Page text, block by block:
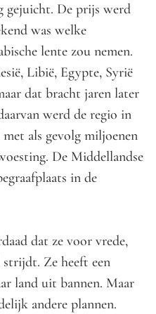
gejuicht. De prijs werd
was welke
lente zou nemen.
Libië, Egypte, Syrië
dat bracht jaren later
werd de regio in
als gevolg miljoenen
De Middellandse
in de
dat ze voor vrede,
Ze heeft een
land uit bannen. Maar
andere plannen.